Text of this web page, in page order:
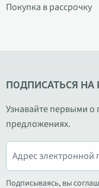
Покупка в рассрочку
ПОДПИСАТЬСЯ НА
Узнавайте первыми о
предложениях.
Подписываясь, вы